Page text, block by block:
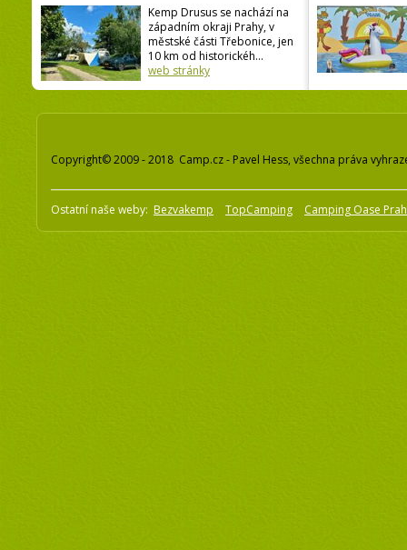
Kemp Drusus se nachází na
západním okraji Prahy, v
městské části Třebonice, jen
10 km od historickéh...
web stránky
Copyright© 2009 - 2018 Camp.cz - Pavel Hess, všechna práva
Ostatní naše weby: Bezvakemp TopCamping Camping Oase